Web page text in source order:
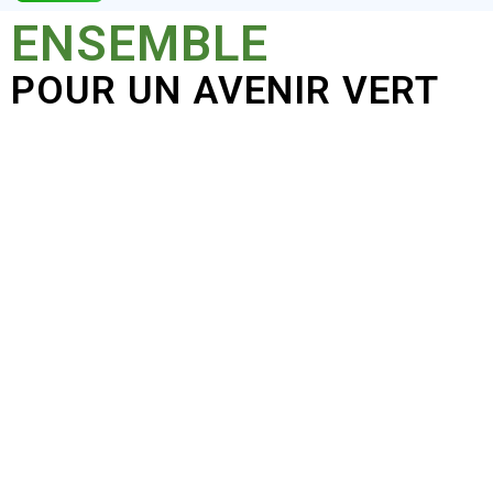
ENSEMBLE
POUR UN AVENIR VERT